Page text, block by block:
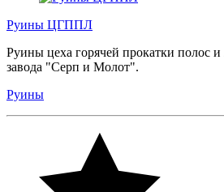
Руины ЦГППЛ
Руины цеха горячей прокатки полос и
завода "Серп и Молот".
Руины